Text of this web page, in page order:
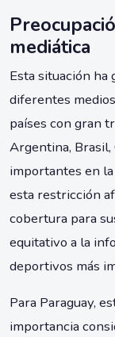
mediática
Esta situación ha
diferentes
países con gran
Argentina, Brasil,
importantes en
esta restricción
cobertura para
equitativo a la
deportivos más
Para Paraguay,
importancia